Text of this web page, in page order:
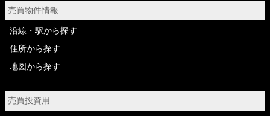
売買物件情報
沿線・駅から探す
住所から探す
地図から探す
売買投資用